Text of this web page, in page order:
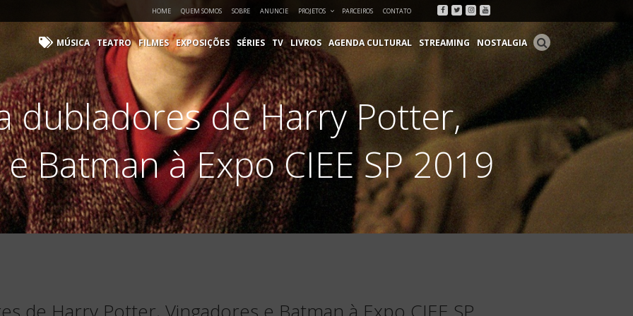
HOME QUEM SOMOS SOBRE ANUNCIE PROJETOS PARCEIROS CONTATO Facebook
Twitter
Instagram
Youtube
MÚSICA TEATRO FILMES EXPOSIÇÕES SÉRIES TV LIVROS AGENDA CULTURAL STREAMING NOSTALGIA
dubladores de Harry Potter,
Batman à Expo CIEE SP 2019
de Harry Potter, Vingadores e Batman à Expo CIEE SP